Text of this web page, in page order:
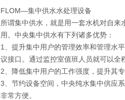
FLOM—集中供水水处理设备
所谓集中供水，就是用一套水机对自来
用。中央集中供水有下列诸多优势：
1、提升集中用户的管理效率和管理水
议接口。通过监控室值班人员就可以全
2、降低集中用户的工作强度，提升其
3、节约设备空间，中央纯水集中供应
非常方便。